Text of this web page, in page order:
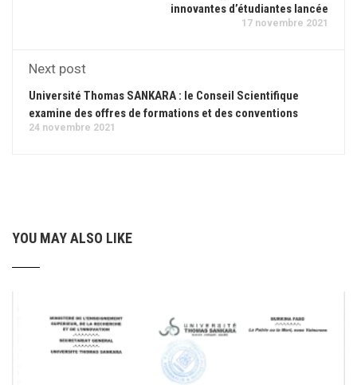
innovantes d’étudiantes lancée
17 novembre 2021
Next post
Université Thomas SANKARA : le Conseil Scientifique
examine des offres de formations et des conventions
24 novembre 2021
YOU MAY ALSO LIKE